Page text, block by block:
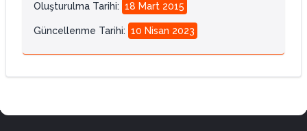
Oluşturulma Tarihi: 18 Mart 2015
Güncellenme Tarihi: 10 Nisan 2023